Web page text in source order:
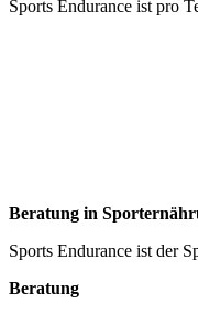
Sports Endurance ist pro
Beratung in
Sports Endurance ist der
Beratung